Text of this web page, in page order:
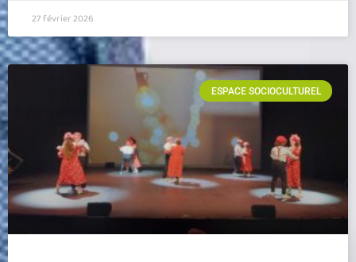
27 février 2026
ESPACE SOCIOCULTUREL